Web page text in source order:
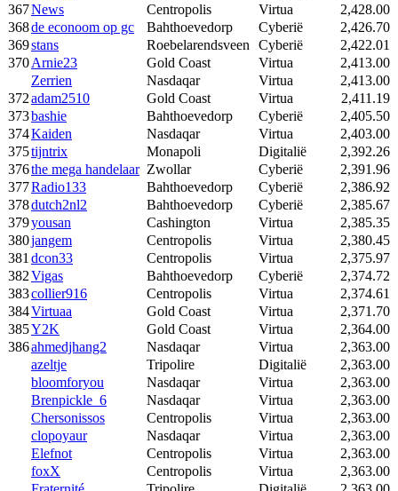
367News Centropolis Virtua
2,428.00
368de econoom op gc Bahthoevedorp Cyberië
2,426.70
369stans Roebelarendsveen Cyberië
2,422.01
370Arnie23 Gold Coast Virtua
2,413.00
Zerrien
Nasdaqar Virtua
2,413.00
372adam2510 Gold Coast Virtua
2,411.19
373bashie Bahthoevedorp Cyberië
2,405.50
374Kaiden Nasdaqar Virtua
2,403.00
375tijntrix Monapoli Digitalië
2,392.26
376the mega handelaar Zwollar Cyberië
2,391.96
377Radio133 Bahthoevedorp Cyberië
2,386.92
378dutch2nl2 Bahthoevedorp Cyberië
2,385.67
379yousan Cashington Virtua
2,385.35
380jangem Centropolis Virtua
2,380.45
381 dcon33 Centropolis Virtua
2,375.97
382Vigas Bahthoevedorp Cyberië
2,374.72
383collier916 Centropolis Virtua
2,374.61
384Virtuaa Gold Coast Virtua
2,371.70
385Y2K Gold Coast Virtua
2,364.00
386ahmedjhang2 Nasdaqar Virtua
2,363.00
azeltje
Tripolire Digitalië
2,363.00
bloomforyou
Nasdaqar Virtua
2,363.00
Brenpickle_6
Nasdaqar Virtua
2,363.00
Chersonissos
Centropolis Virtua
2,363.00
clopoyaur
Nasdaqar Virtua
2,363.00
Elefnot
Centropolis Virtua
2,363.00
foxX
Centropolis Virtua
2,363.00